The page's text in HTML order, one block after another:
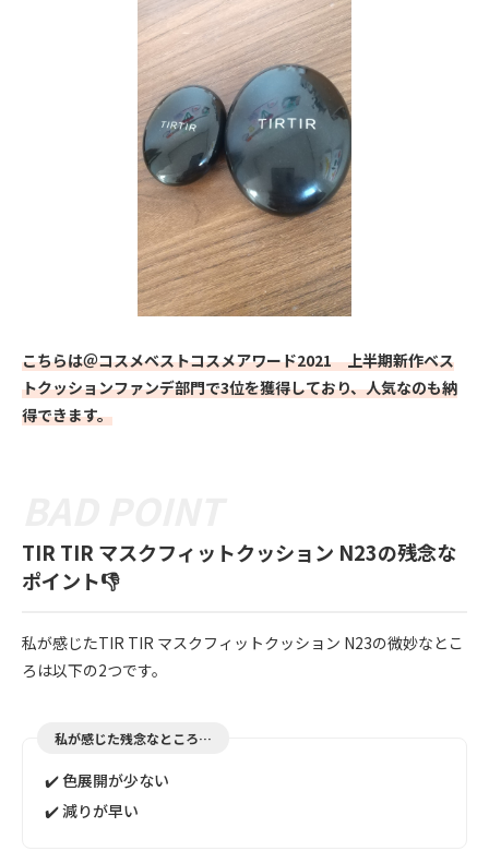
こちらは＠コスメベストコスメアワード2021 上半期新作ベス
トクッションファンデ部門で3位を獲得しており、人気なのも納
得できます。
TIR TIR マスクフィットクッション N23の残念な
ポイント👎
私が感じたTIR TIR マスクフィットクッション N23の微妙なとこ
ろは以下の2つです。
私が感じた残念なところ…
✔️ 色展開が少ない
✔️ 減りが早い